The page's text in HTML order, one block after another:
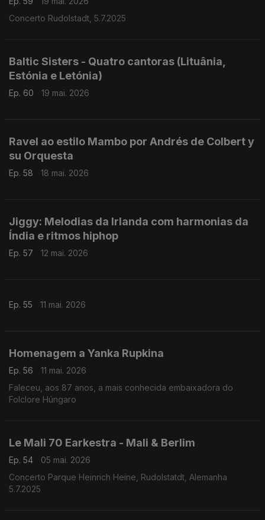
Concerto Rudolstadt, 5.7.2025
Baltic Sisters - Quatro cantoras (Lituânia,
Estónia e Letónia)
Ep. 60 19 mai. 2026
Ravel ao estilo Mambo por Andrés de Colbert y
su Orquesta
Ep. 58 18 mai. 2026
Jiggy: Melodias da Irlanda com harmonias da
Índia e ritmos hiphop
Ep. 57 12 mai. 2026
Ep. 55 11 mai. 2026
Homenagem a Yanka Rupkina
Ep. 56
11 mai. 2026
Faleceu, aos 87 anos, a mais conhecida embaixadora do
Folclore Húngaro
Le Mali 70 Earkestra - Mali & Berlim
Ep. 54
05 mai. 2026
Concerto Parque Heinrich Heine, Rudolstatdt, Alemanha
5.7.2025